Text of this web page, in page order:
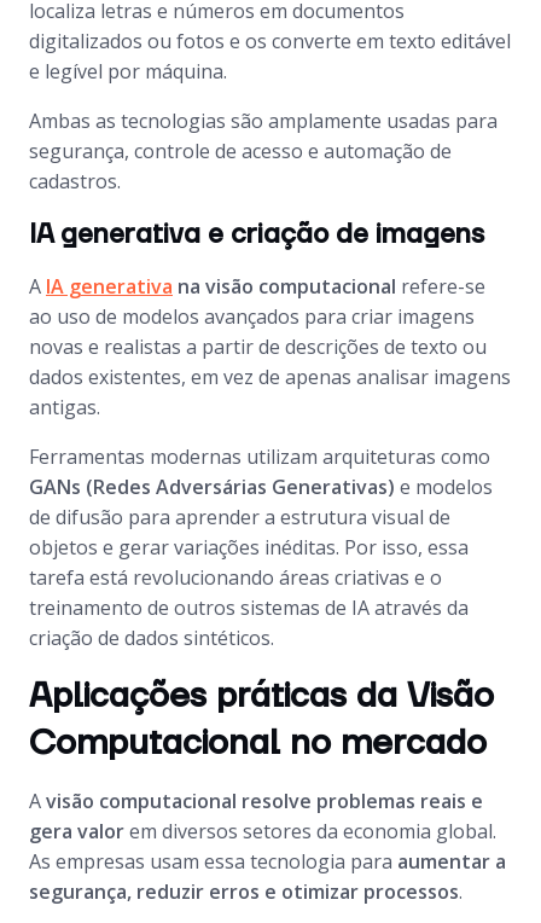
localiza letras e números em documentos
digitalizados ou fotos e os converte em texto editável
e legível por máquina.
Ambas as tecnologias são amplamente usadas para
segurança, controle de acesso e automação de
cadastros.
IA generativa e criação de imagens
A IA generativa na visão computacional refere-se
ao uso de modelos avançados para criar imagens
novas e realistas a partir de descrições de texto ou
dados existentes, em vez de apenas analisar imagens
antigas.
Ferramentas modernas utilizam arquiteturas como
GANs (Redes Adversárias Generativas) e modelos
de difusão para aprender a estrutura visual de
objetos e gerar variações inéditas. Por isso, essa
tarefa está revolucionando áreas criativas e o
treinamento de outros sistemas de IA através da
criação de dados sintéticos.
Aplicações práticas da Visão
Computacional no mercado
Avisão computacional resolve problemas reais e
gera valorem diversos setores da economia global.
As empresas usam essa tecnologia para aumentar a
segurança, reduzir erros e otimizar processos.